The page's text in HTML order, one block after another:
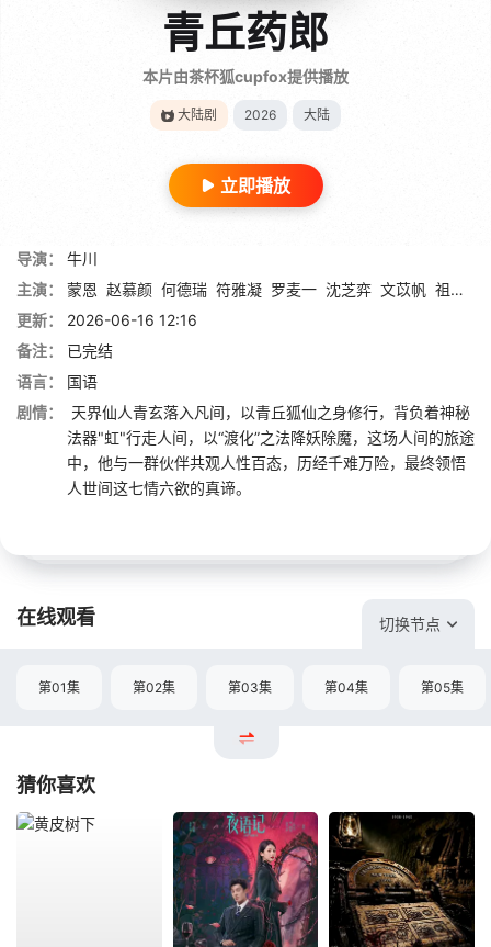
青丘药郎
本片由茶杯狐cupfox提供播放
大陆剧 2026 大陆
立即播放
导演：
牛川
主演：
蒙恩 赵慕颜 何德瑞 符雅凝 罗麦一 沈芝弈 文苡帆 祖卡尔
更新：
2026-06-16 12:16
备注：
已完结
语言：
国语
剧情：
天界仙人青玄落入凡间，以青丘狐仙之身修行，背负着神秘
法器"虹"行走人间，以“渡化”之法降妖除魔，这场人间的旅途
中，他与一群伙伴共观人性百态，历经千难万险，最终领悟
人世间这七情六欲的真谛。
在线观看 切换节点
第01集 第02集 第03集 第04集 第05集
猜你喜欢